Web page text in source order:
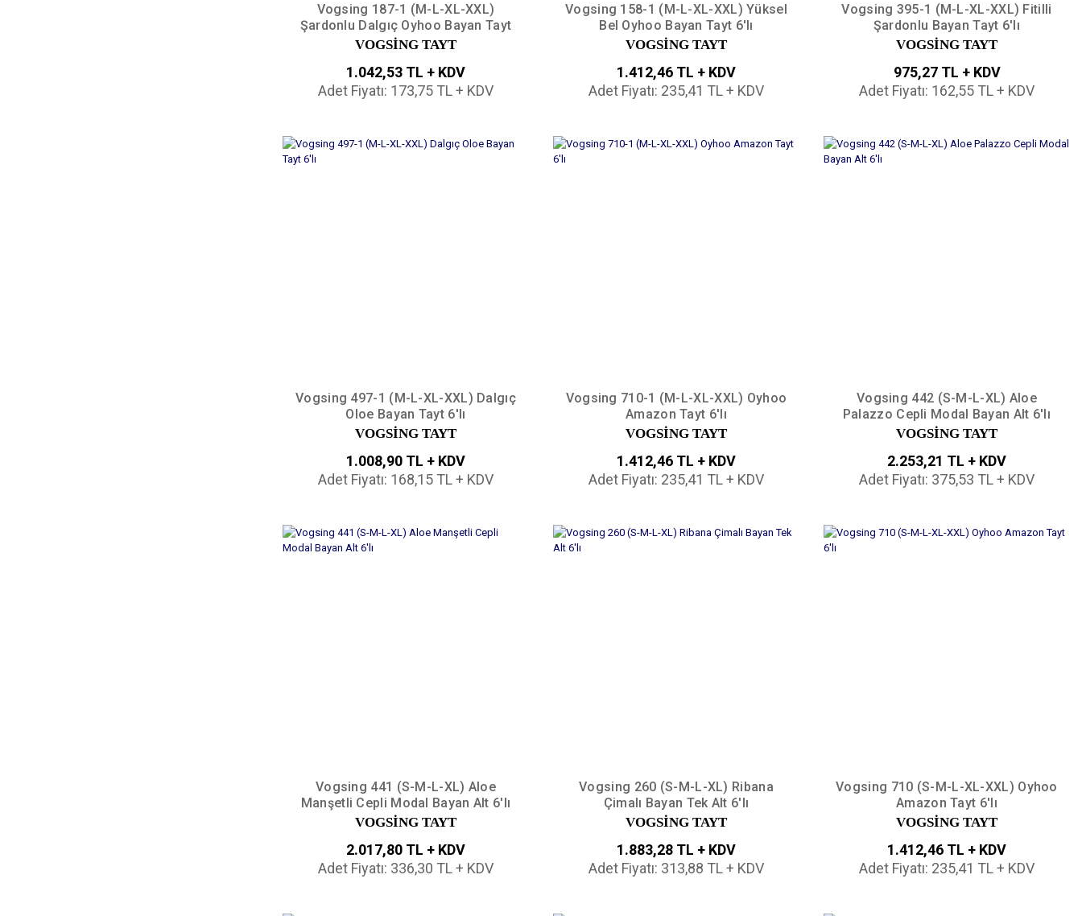
Vogsing 187-1 (M-L-XL-XXL)
Şardonlu Dalgıç Oyhoo Bayan Tayt
6'lı
VOGSİNG TAYT
1.042,53 TL + KDV
Adet Fiyatı: 173,75 TL + KDV
Vogsing 158-1 (M-L-XL-XXL) Yüksel
Bel Oyhoo Bayan Tayt 6'lı
VOGSİNG TAYT
1.412,46 TL + KDV
Adet Fiyatı: 235,41 TL + KDV
Vogsing 395-1 (M-L-XL-XXL) Fitilli
Şardonlu Bayan Tayt 6'lı
VOGSİNG TAYT
975,27 TL + KDV
Adet Fiyatı: 162,55 TL + KDV
Vogsing 497-1 (M-L-XL-XXL) Dalgıç
Oloe Bayan Tayt 6'lı
VOGSİNG TAYT
1.008,90 TL + KDV
Adet Fiyatı: 168,15 TL + KDV
Vogsing 710-1 (M-L-XL-XXL) Oyhoo
Amazon Tayt 6'lı
VOGSİNG TAYT
1.412,46 TL + KDV
Adet Fiyatı: 235,41 TL + KDV
Vogsing 442 (S-M-L-XL) Aloe
Palazzo Cepli Modal Bayan Alt 6'lı
VOGSİNG TAYT
2.253,21 TL + KDV
Adet Fiyatı: 375,53 TL + KDV
Vogsing 441 (S-M-L-XL) Aloe
Manşetli Cepli Modal Bayan Alt 6'lı
VOGSİNG TAYT
2.017,80 TL + KDV
Adet Fiyatı: 336,30 TL + KDV
Vogsing 260 (S-M-L-XL) Ribana
Çimalı Bayan Tek Alt 6'lı
VOGSİNG TAYT
1.883,28 TL + KDV
Adet Fiyatı: 313,88 TL + KDV
Vogsing 710 (S-M-L-XL-XXL) Oyhoo
Amazon Tayt 6'lı
VOGSİNG TAYT
1.412,46 TL + KDV
Adet Fiyatı: 235,41 TL + KDV